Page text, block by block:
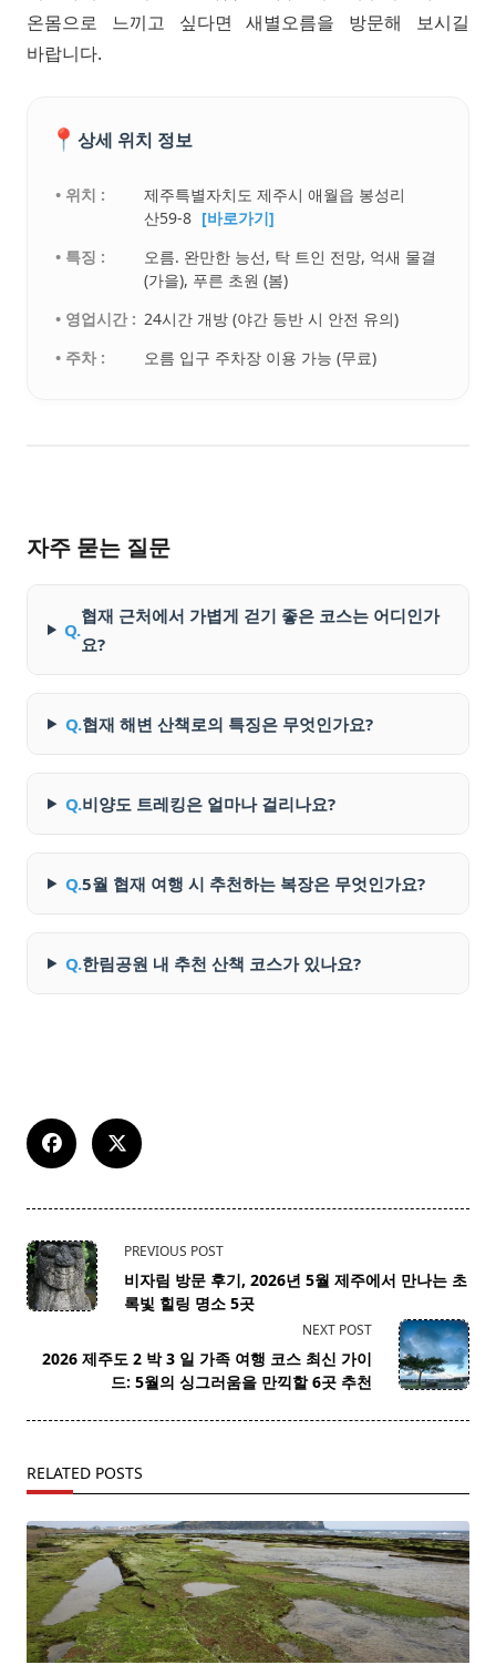
온몸으로 느끼고 싶다면 새별오름을 방문해 보시길
바랍니다.
📍 상세 위치 정보
• 위치 :
제주특별자치도 제주시 애월읍 봉성리
산59-8 [바로가기]
• 특징 :
오름. 완만한 능선, 탁 트인 전망, 억새 물결
(가을), 푸른 초원 (봄)
• 영업시간 : 24시간 개방 (야간 등반 시 안전 유의)
• 주차 :
오름 입구 주차장 이용 가능 (무료)
자주 묻는 질문
Q.
협재 근처에서 가볍게 걷기 좋은 코스는 어디인가
요?
Q.협재 해변 산책로의 특징은 무엇인가요?
Q.비양도 트레킹은 얼마나 걸리나요?
Q.5월 협재 여행 시 추천하는 복장은 무엇인가요?
Q.한림공원 내 추천 산책 코스가 있나요?
<span
class="nav-
subtitle
reader-
text">Page</span>
PREVIOUS POST
비자림 방문 후기, 2026년 5월 제주에서 만나는 초
록빛 힐링 명소 5곳
NEXT POST
2026 제주도 2 박 3 일 가족 여행 코스 최신 가이
드: 5월의 싱그러움을 만끽할 6곳 추천
RELATED POSTS